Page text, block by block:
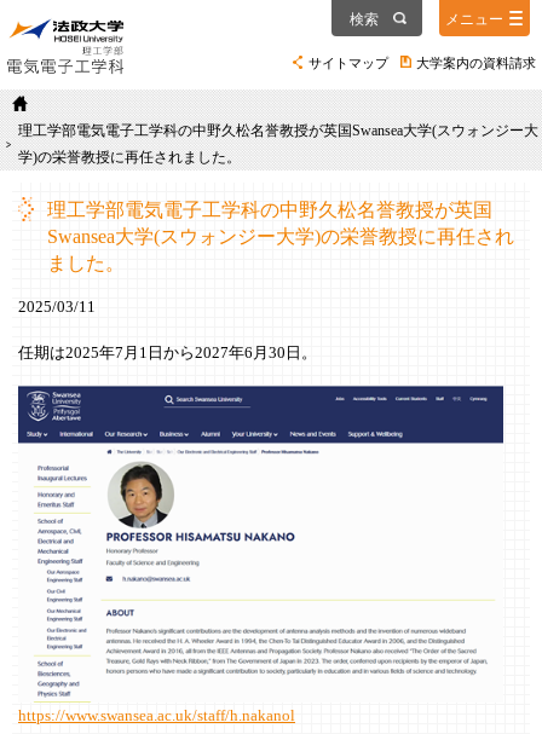
サイトマップ 大学案内の資料請求
検索 メニュー
理工学部電気電子工学科の中野久松名誉教授が英国Swansea大学(スウォンジー大
学)の栄誉教授に再任されました。
理工学部電気電子工学科の中野久松名誉教授が英国
Swansea大学(スウォンジー大学)の栄誉教授に再任され
ました。
2025/03/11
任期は2025年7月1日から2027年6月30日。
https://www.swansea.ac.uk/staff/h.nakanol